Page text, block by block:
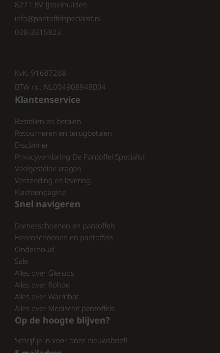
De Rohde heren slippers zijn verkrijgbaar in
de kleur zwart, wat ze veelzijdig maakt. Zwart
is een tijdloze kleur die gemakkelijk te
Waarom Kiezen voor Rohde?
Rohde is niet zomaar een merk; het is een
gevestigde naam in de wereld van slippers,
sandalen en pantoffels. Met hun focus op
kwaliteit en comfort, zijn ze een uitstekende
keuze voor iedereen die op zoek is naar
betrouwbare en stijlvolle schoenen.
Conclusie
Als je op zoek bent naar Rohde heren
slippers, dan zit je goed met deze kenmerken.
Of je nu thuis bent of een dagje weg, deze
slippers bieden de perfecte mix van comfort
en stijl. Kies voor zwart en geniet van de
kwaliteit die Rohde te bieden heeft.
Bekijk onze volledige collectie van Rohde op:
8271 BV IJsselmuiden
info@pantoffelspecialist.nl
038-3315823
KvK: 91687268
BTW nr.: NL004908948B34
Klantenservice
Bestellen en betalen
Retourneren en terugbetalen
Disclaimer
Privacyverklaring De Pantoffel Specialist
Veelgestelde vragen
Verzending en levering
Klachtenpagina
Snel navigeren
Damesschoenen en pantoffels
Herenschoenen en pantoffels
Onderhoud
Sale
Alles over Glerups
Alles over Rohde
Alles over Warmbat
Alles over Medische pantoffels
Op de hoogte blijven?
Schrijf je in voor onze nieuwsbrief!